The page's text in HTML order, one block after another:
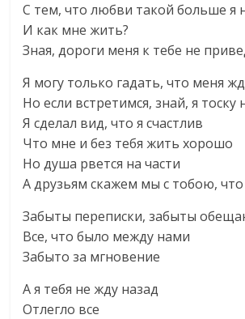
С тем, что любви такой больше я
И как мне жить?
Зная, дороги меня к тебе не
Я могу только гадать, что меня
Но если встретимся, знай, я тоску
Я сделал вид, что я счастлив
Что мне и без тебя жить хорошо
Но душа рвется на части
А друзьям скажем мы с тобою, что
Забыты переписки, забыты
Все, что было между нами
Забыто за мгновение
А я тебя не жду назад
Отлегло все